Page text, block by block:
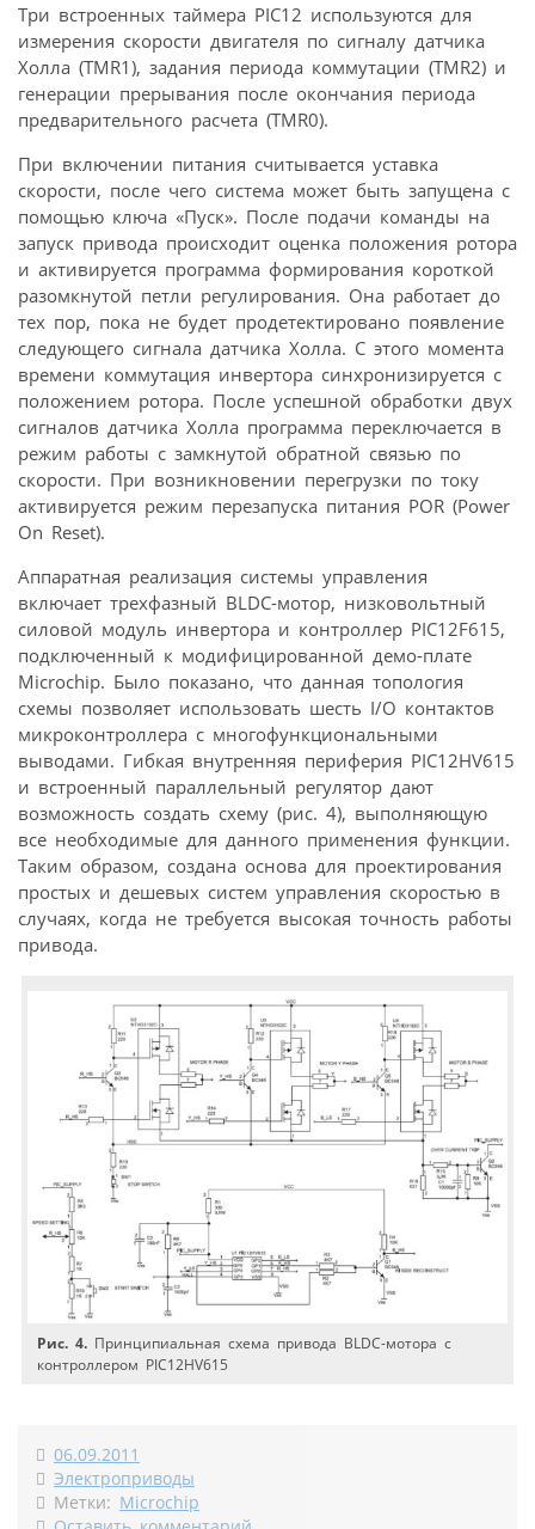
Три встроенных таймера PIC12 используются для
измерения скорости двигателя по сигналу датчика
Холла (TMR1), задания периода коммутации (TMR2) и
генерации прерывания после окончания периода
предварительного расчета (TMR0).
При включении питания считывается уставка
скорости, после чего система может быть запущена с
помощью ключа «Пуск». После подачи команды на
запуск привода происходит оценка положения ротора
и активируется программа формирования короткой
разомкнутой петли регулирования. Она работает до
тех пор, пока не будет продетектировано появление
следующего сигнала датчика Холла. С этого момента
времени коммутация инвертора синхронизируется с
положением ротора. После успешной обработки двух
сигналов датчика Холла программа переключается в
режим работы с замкнутой обратной связью по
скорости. При возникновении перегрузки по току
активируется режим перезапуска питания POR (Power
On Reset).
Аппаратная реализация системы управления
включает трехфазный BLDC-мотор, низковольтный
силовой модуль инвертора и контроллер PIC12F615,
подключенный к модифицированной демо-плате
Microchip. Было показано, что данная топология
схемы позволяет использовать шесть I/O контактов
микроконтроллера с многофункциональными
выводами. Гибкая внутренняя периферия PIC12HV615
и встроенный параллельный регулятор дают
возможность создать схему (рис. 4), выполняющую
все необходимые для данного применения функции.
Таким образом, создана основа для проектирования
простых и дешевых систем управления скоростью в
случаях, когда не требуется высокая точность работы
привода.
Рис. 4. Принципиальная схема привода BLDC-мотора с
контроллером PIC12HV615
06.09.2011
Электроприводы
Метки: Microchip